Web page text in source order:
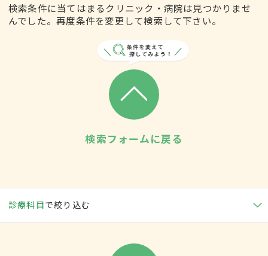
検索条件に当てはまるクリニック・病院は見つかりませ
んでした。再度条件を変更して検索して下さい。
検索フォームに戻る
診療科目で絞り込む